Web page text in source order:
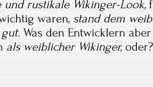
und rustikale Wikinger-Look,
waren, stand dem
Was den Entwicklern
als weiblicher Wikinger, oder?